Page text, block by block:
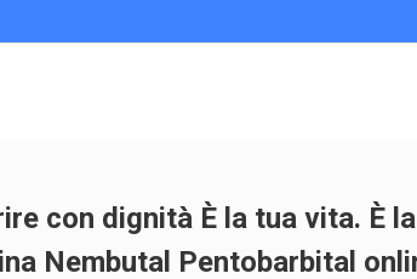
con dignità È la tua vita. È
Nembutal Pentobarbital